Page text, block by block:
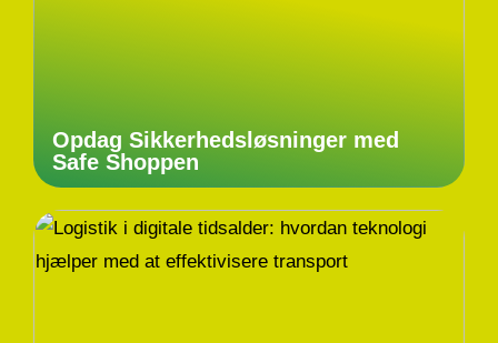
Opdag Sikkerhedsløsninger med
Safe Shoppen